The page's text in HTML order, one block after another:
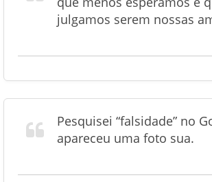
julgamos serem nossas
Pesquisei “falsidade” no
apareceu uma foto sua.